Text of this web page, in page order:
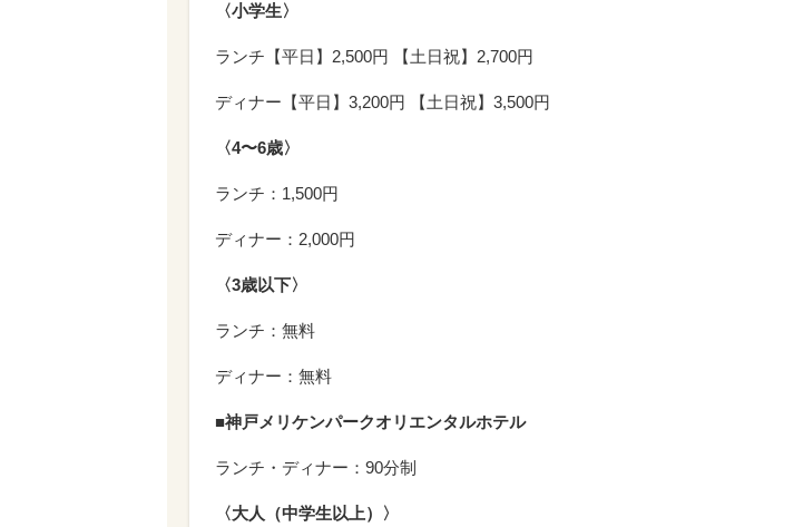
〈小学生〉
ランチ【平日】2,500円 【土日祝】2,700円
ディナー【平日】3,200円 【土日祝】3,500円
〈4〜6歳〉
ランチ：1,500円
ディナー：2,000円
〈3歳以下〉
ランチ：無料
ディナー：無料
■神戸メリケンパークオリエンタルホテル
ランチ・ディナー：90分制
〈大人（中学生以上）〉